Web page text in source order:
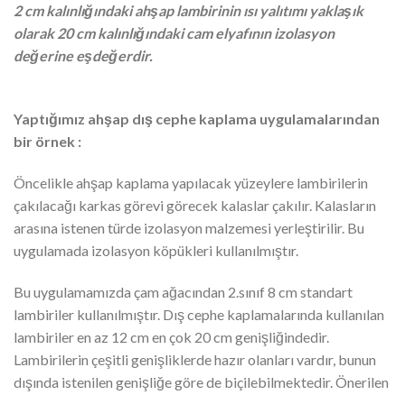
2 cm kalınlığındaki ahşap lambirinin ısı yalıtımı yaklaşık
olarak 20 cm kalınlığındaki cam elyafının izolasyon
değerine eşdeğerdir.
Yaptığımız ahşap dış cephe kaplama uygulamalarından
bir örnek :
Öncelikle ahşap kaplama yapılacak yüzeylere lambirilerin
çakılacağı karkas görevi görecek kalaslar çakılır. Kalasların
arasına istenen türde izolasyon malzemesi yerleştirilir. Bu
uygulamada izolasyon köpükleri kullanılmıştır.
Bu uygulamamızda çam ağacından 2.sınıf 8 cm standart
lambiriler kullanılmıştır. Dış cephe kaplamalarında kullanılan
lambiriler en az 12 cm en çok 20 cm genişliğindedir.
Lambirilerin çeşitli genişliklerde hazır olanları vardır, bunun
dışında istenilen genişliğe göre de biçilebilmektedir. Önerilen